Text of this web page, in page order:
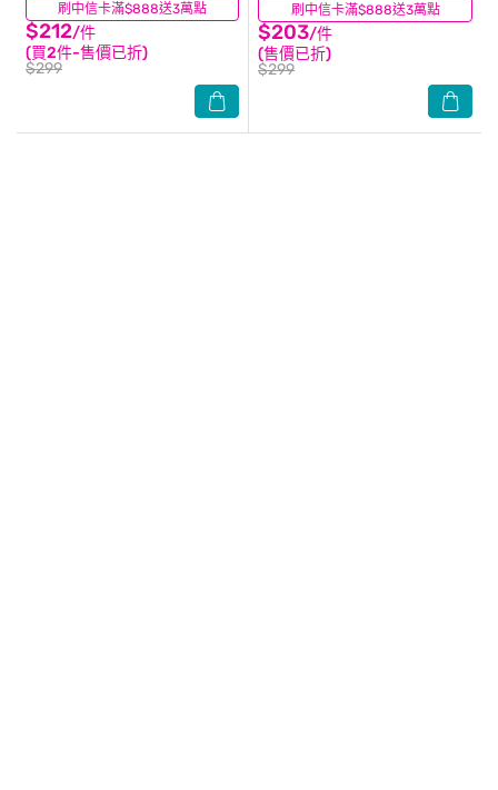
刷中信卡滿$888送3萬點
$212/件
(買2件-售價已折)
$299
(12) 刷中信卡滿$888送3萬點
$203/件
(售價已折)
$299
(22)